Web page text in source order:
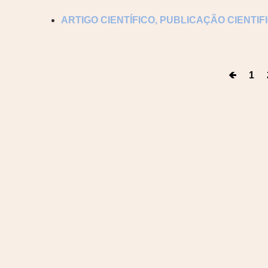
ARTIGO CIENTÍFICO, PUBLICAÇÃO
🡸 1